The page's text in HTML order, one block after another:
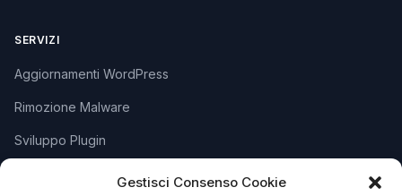
Gestisci Consenso Cookie
SERVIZI
Aggiornamenti WordPress
Rimozione Malware
Sviluppo Plugin